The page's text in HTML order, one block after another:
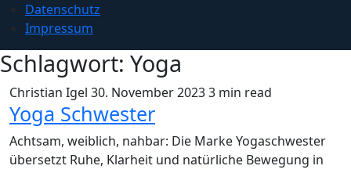
Datenschutz
Impressum
Schlagwort: Yoga
Christian Igel 30. November 20233 min read
Yoga Schwester
Achtsam, weiblich, nahbar: Die Marke Yogaschwester
übersetzt Ruhe, Klarheit und natürliche Bewegung in